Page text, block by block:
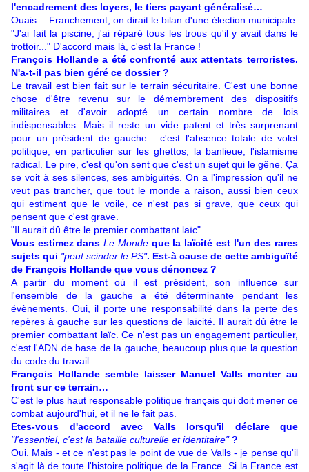
l'encadrement des loyers, le tiers payant généralisé…
Ouais… Franchement, on dirait le bilan d'une élection municipale.
"J'ai fait la piscine, j'ai réparé tous les trous qu'il y avait dans le
trottoir..." D'accord mais là, c'est la France !
François Hollande a été confronté aux attentats terroristes.
N'a-t-il pas bien géré ce dossier ?
Le travail est bien fait sur le terrain sécuritaire. C'est une bonne
chose d'être revenu sur le démembrement des dispositifs
militaires et d'avoir adopté un certain nombre de lois
indispensables. Mais il reste un vide patent et très surprenant
pour un président de gauche : c'est l'absence totale de volet
politique, en particulier sur les ghettos, la banlieue, l'islamisme
radical. Le pire, c'est qu'on sent que c'est un sujet qui le gêne. Ça
se voit à ses silences, ses ambiguïtés. On a l'impression qu'il ne
veut pas trancher, que tout le monde a raison, aussi bien ceux
qui estiment que le voile, ce n'est pas si grave, que ceux qui
pensent que c'est grave.
"Il aurait dû être le premier combattant laïc"
Vous estimez dansLe Mondeque la laïcité est l'un des rares
sujets qui "peut scinder le PS". Est-à cause de cette ambiguïté
de François Hollande que vous dénoncez ?
A partir du moment où il est président, son influence sur
l'ensemble de la gauche a été déterminante pendant les
évènements. Oui, il porte une responsabilité dans la perte des
repères à gauche sur les questions de laïcité. Il aurait dû être le
premier combattant laïc. Ce n'est pas un engagement particulier,
c'est l'ADN de base de la gauche, beaucoup plus que la question
du code du travail.
François Hollande semble laisser Manuel Valls monter au
front sur ce terrain…
C'est le plus haut responsable politique français qui doit mener ce
combat aujourd'hui, et il ne le fait pas.
Etes-vous d'accord avec Valls lorsqu'il déclareque
"l'essentiel, c'est la bataille culturelle et identitaire"?
Oui. Mais - et ce n'est pas le point de vue de Valls - je pense qu'il
s'agit là de toute l'histoire politique de la France. Si la France est